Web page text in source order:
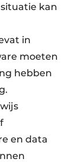
kan
in
moeten
hebben
en data